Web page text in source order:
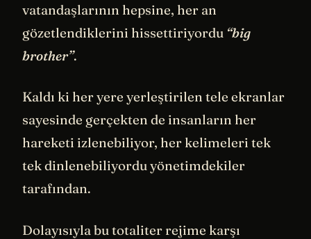
vatandaşlarının hepsine, her an
gözetlendiklerini hissettiriyordu “big
brother”.
Kaldı ki her yere yerleştirilen tele ekranlar
sayesinde gerçekten de insanların her
hareketi izlenebiliyor, her kelimeleri tek
tek dinlenebiliyordu yönetimdekiler
tarafından.
Dolayısıyla bu totaliter rejime karşı